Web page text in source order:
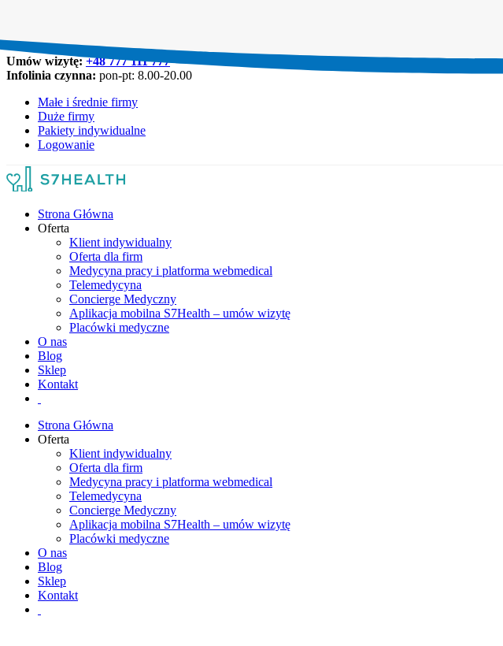
Umów wizytę:+48 777 111 777
Infolinia czynna: pon-pt: 8.00-20.00
Małe i średnie firmy
Duże firmy
Pakiety indywidualne
Logowanie
Strona Główna
Oferta
Klient indywidualny
Oferta dla firm
Medycyna pracy i platforma webmedical
Telemedycyna
Concierge Medyczny
Aplikacja mobilna S7Health – umów wizytę
Placówki medyczne
O nas
Blog
Sklep
Kontakt
Strona Główna
Oferta
Klient indywidualny
Oferta dla firm
Medycyna pracy i platforma webmedical
Telemedycyna
Concierge Medyczny
Aplikacja mobilna S7Health – umów wizytę
Placówki medyczne
O nas
Blog
Sklep
Kontakt